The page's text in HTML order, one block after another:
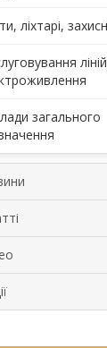
ліхтарі,
ліній
загального